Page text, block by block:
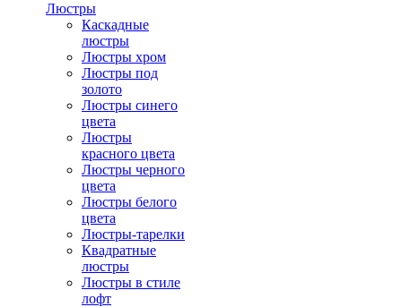
Люстры
Каскадные
люстры
Люстры хром
Люстры под
золото
Люстры синего
цвета
Люстры
красного цвета
Люстры черного
цвета
Люстры белого
цвета
Люстры-тарелки
Квадратные
люстры
Люстры в стиле
лофт